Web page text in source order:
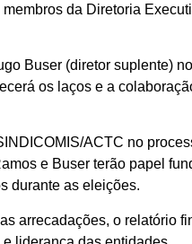
da Diretoria
Buser (diretor suplente)
os laços e a
ACTC no
e Buser terão papel
durante as eleições.
arrecadações, o relatório